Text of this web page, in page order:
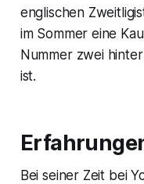
englischen
im Sommer eine
Nummer zwei hinter
ist.
Bei seiner Zeit bei